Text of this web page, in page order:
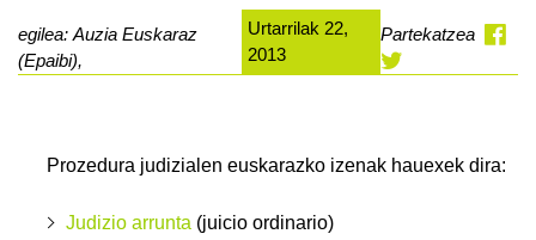
egilea: Auzia Euskaraz
(Epaibi),
Urtarrilak 22,
2013
Partekatzea
Prozedura judizialen euskarazko izenak hauexek dira:
Judizio arrunta (juicio ordinario)